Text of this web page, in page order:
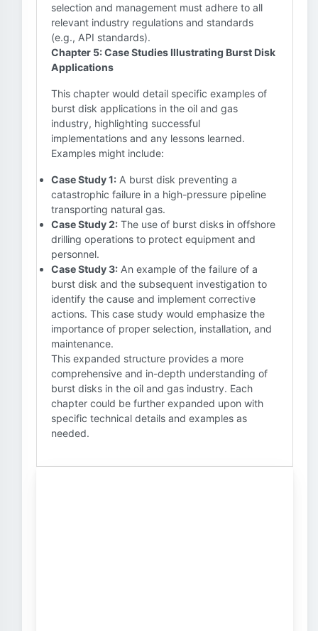
selection and management must adhere to all
relevant industry regulations and standards
(e.g., API standards).
Chapter 5: Case Studies Illustrating Burst Disk
Applications
This chapter would detail specific examples of
burst disk applications in the oil and gas
industry, highlighting successful
implementations and any lessons learned.
Examples might include:
Case Study 1: A burst disk preventing a
catastrophic failure in a high-pressure pipeline
transporting natural gas.
Case Study 2: The use of burst disks in offshore
drilling operations to protect equipment and
personnel.
Case Study 3: An example of the failure of a
burst disk and the subsequent investigation to
identify the cause and implement corrective
actions. This case study would emphasize the
importance of proper selection, installation, and
maintenance.
This expanded structure provides a more
comprehensive and in-depth understanding of
burst disks in the oil and gas industry. Each
chapter could be further expanded upon with
specific technical details and examples as
needed.